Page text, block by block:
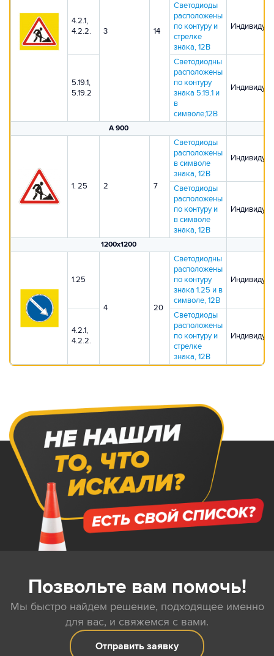
3 14
4.2.1,
4.2.2.
Светодиоды
расположены
по контуру и
стрелке
знака, 12В
5.19.1,
5.19.2
Светодиодны
расположены
по контуру
знака 5.19.1 и
в
символе,12В
А 900
1. 25 2 7
Светодиоды
расположены
в символе
знака, 12В
Светодиоды
расположены
по контуру и
в символе
знака, 12В
1200х1200
1.25
4 20
Светодиодны
расположены
по контуру
знака 1.25 и в
символе, 12В
4.2.1,
4.2.2.
Светодиоды
расположены
по контуру и
стрелке
знака, 12В
Позвольте вам помочь!
Мы быстро найдем решение, подходящее именно
для вас, и свяжемся с вами.
Отправить заявку